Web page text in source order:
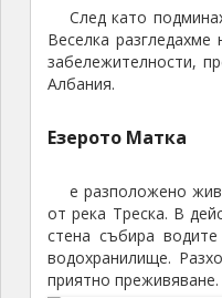
След като
Веселка разгледахме
забележителности,
Албания.
Езерото Матка
е разположено
от река Треска. В
стена събира
водохранилище.
приятно преживяване.